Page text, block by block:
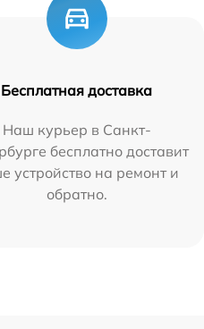
Бесплатная доставка
Наш курьер в Санкт-
бесплатно доставит
устройство на ремонт и
обратно.